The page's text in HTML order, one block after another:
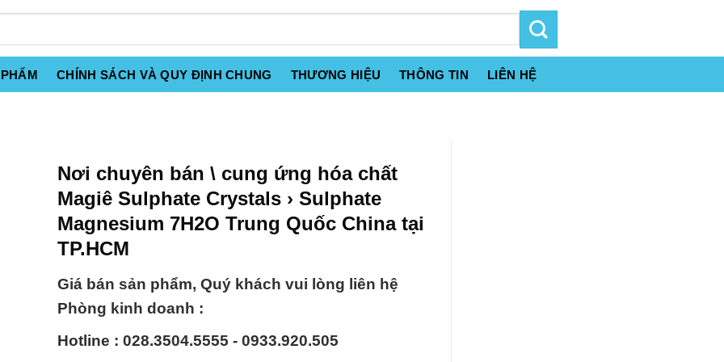
CHÍNH SÁCH VÀ QUY ĐỊNH CHUNG THƯƠNG HIỆU THÔNG TIN LIÊN HỆ
Nơi chuyên bán \ cung ứng hóa chất
Magiê Sulphate Crystals › Sulphate
Magnesium 7H2O Trung Quốc China tại
TP.HCM
Giá bán sản phẩm, Quý khách vui lòng liên hệ
Phòng kinh doanh :
Hotline : 028.3504.5555 - 0933.920.505